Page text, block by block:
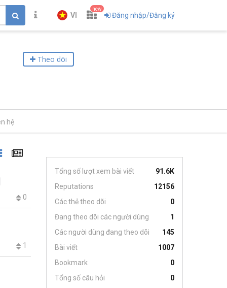
VI
new
Đăng nhập/Đăng ký
Theo dõi
hệ
0
1
Tổng số lượt xem bài viết
91.6K
Reputations
12156
Các thẻ theo dõi
0
Đang theo dõi các người dùng
1
Các người dùng đang theo dõi
145
Bài viết
1007
Bookmark
0
Tổng số câu hỏi
0